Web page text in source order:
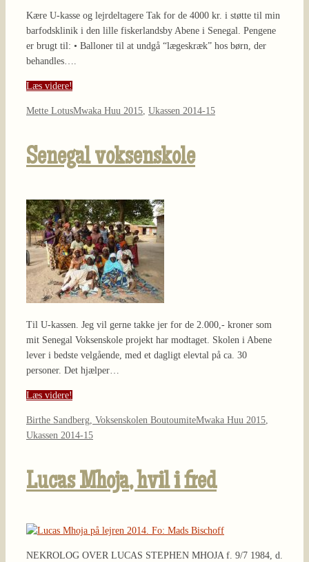
Kære U-kasse og lejrdeltagere Tak for de 4000 kr. i støtte til min
barfodsklinik i den lille fiskerlandsby Abene i Senegal. Pengene
er brugt til: • Balloner til at undgå “lægeskræk” hos børn, der
behandles….
Læs videre!
Mette LotusMwaka Huu 2015 Ukassen 2014-15
Senegal voksenskole
Til U-kassen. Jeg vil gerne takke jer for de 2.000,- kroner som
mit Senegal Voksenskole projekt har modtaget. Skolen i Abene
lever i bedste velgående, med et dagligt elevtal på ca. 30
personer. Det hjælper…
Læs videre!
Birthe Sandberg, Voksenskolen BoutoumiteMwaka Huu 2015
Ukassen 2014-15
Lucas Mhoja, hvil i fred
NEKROLOG OVER LUCAS STEPHEN MHOJA f. 9/7 1984, d.